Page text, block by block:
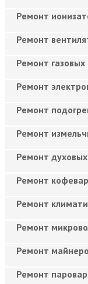
Ремонт
Ремонт
Ремонт газовых
Ремонт
Ремонт
Ремонт
Ремонт
Ремонт
Ремонт
Ремонт
Ремонт
Ремонт